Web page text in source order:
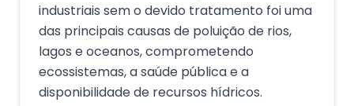
industriais sem o devido tratamento foi uma
das principais causas de poluição de rios,
lagos e oceanos, comprometendo
ecossistemas, a saúde pública e a
disponibilidade de recursos hídricos.